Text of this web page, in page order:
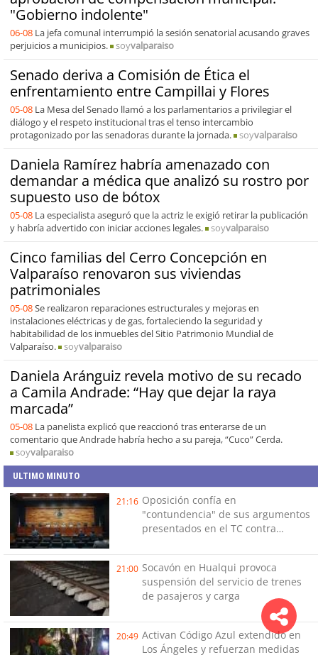
"Gobierno indolente"
06-08 La jefa comunal interrumpió la sesión senatorial acusando graves
perjuicios a municipios.
soyvalparaiso
Senado deriva a Comisión de Ética el
enfrentamiento entre Campillai y Flores
05-08 La Mesa del Senado llamó a los parlamentarios a privilegiar el
diálogo y el respeto institucional tras el tenso intercambio
protagonizado por las senadoras durante la jornada.
soyvalparaiso
Daniela Ramírez habría amenazado con
demandar a médica que analizó su rostro por
supuesto uso de bótox
05-08 La especialista aseguró que la actriz le exigió retirar la publicación
y habría advertido con iniciar acciones legales.
soyvalparaiso
Cinco familias del Cerro Concepción en
Valparaíso renovaron sus viviendas
patrimoniales
05-08Se realizaron reparaciones estructurales y mejoras en
instalaciones eléctricas y de gas, fortaleciendo la seguridad y
habitabilidad de los inmuebles del Sitio Patrimonio Mundial de
Valparaíso.
soyvalparaiso
Daniela Aránguiz revela motivo de su recado
a Camila Andrade: “Hay que dejar la raya
marcada”
05-08 La panelista explicó que reaccionó tras enterarse de un
comentario que Andrade habría hecho a su pareja, “Cuco” Cerda.
soyvalparaiso
ULTIMO MINUTO
21:16 Oposición confía en
"contundencia" de sus argumentos
presentados en el TC contra
21:00 Socavón en Hualqui provoca
suspensión del servicio de trenes
de pasajeros y carga
20:49 Activan Código Azul extendido en
Los Ángeles y refuerzan medidas